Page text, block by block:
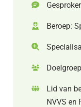
Beroep:
Lid van
NVVS en